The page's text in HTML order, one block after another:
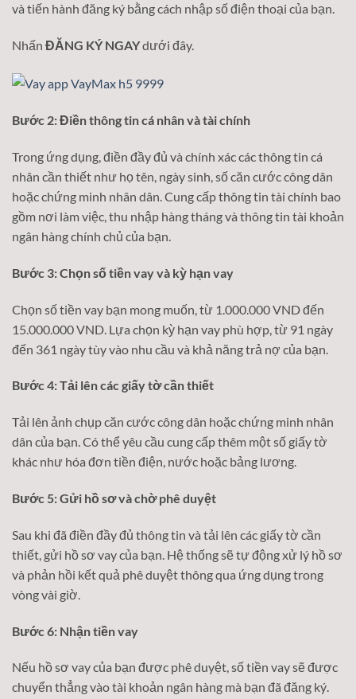
và tiến hành đăng ký bằng cách nhập số điện thoại của bạn.
Nhấn ĐĂNG KÝ NGAYdưới đây.
Bước 2: Điền thông tin cá nhân và tài chính
Trong ứng dụng, điền đầy đủ và chính xác các thông tin cá
nhân cần thiết như họ tên, ngày sinh, số căn cước công dân
hoặc chứng minh nhân dân. Cung cấp thông tin tài chính bao
gồm nơi làm việc, thu nhập hàng tháng và thông tin tài khoản
ngân hàng chính chủ của bạn.
Bước 3: Chọn số tiền vay và kỳ hạn vay
Chọn số tiền vay bạn mong muốn, từ 1.000.000 VND đến
15.000.000 VND. Lựa chọn kỳ hạn vay phù hợp, từ 91 ngày
đến 361 ngày tùy vào nhu cầu và khả năng trả nợ của bạn.
Bước 4: Tải lên các giấy tờ cần thiết
Tải lên ảnh chụp căn cước công dân hoặc chứng minh nhân
dân của bạn. Có thể yêu cầu cung cấp thêm một số giấy tờ
khác như hóa đơn tiền điện, nước hoặc bảng lương.
Bước 5: Gửi hồ sơ và chờ phê duyệt
Sau khi đã điền đầy đủ thông tin và tải lên các giấy tờ cần
thiết, gửi hồ sơ vay của bạn. Hệ thống sẽ tự động xử lý hồ sơ
và phản hồi kết quả phê duyệt thông qua ứng dụng trong
vòng vài giờ.
Bước 6: Nhận tiền vay
Nếu hồ sơ vay của bạn được phê duyệt, số tiền vay sẽ được
chuyển thẳng vào tài khoản ngân hàng mà bạn đã đăng ký.